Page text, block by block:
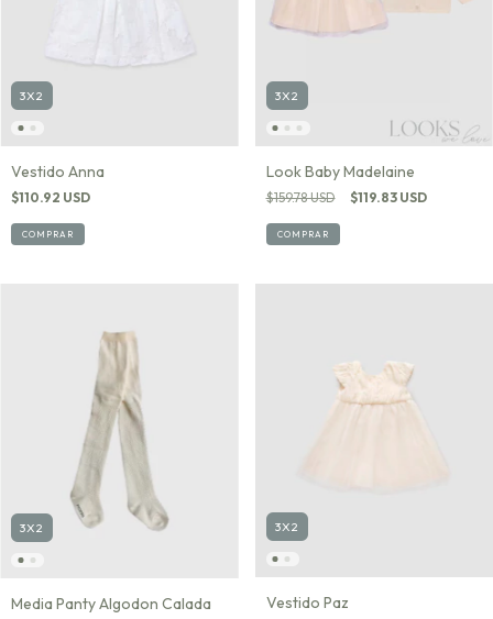
3X2
Vestido Anna
$110.92 USD
COMPRAR
3X2
Look Baby Madelaine
$159.78 USD $119.83 USD
COMPRAR
3X2
Media Panty Algodon Calada
3X2
Vestido Paz